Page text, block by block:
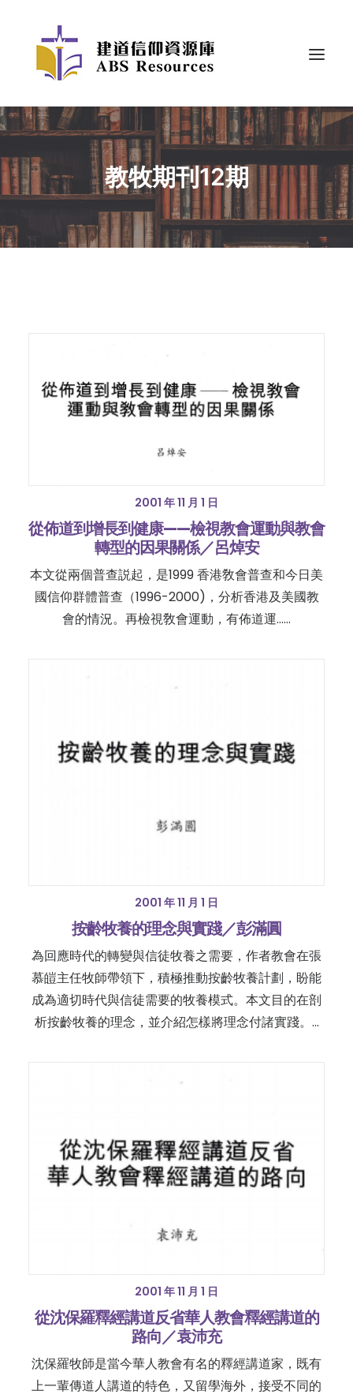
教牧期刊12期
2001 年 11 月 1 日
從佈道到增長到健康——檢視教會運動與教會
轉型的因果關係／呂焯安
本文從兩個普查説起，是1999 香港敎會普查和今日美
國信仰群體普查（1996-2000)，分析香港及美國教
會的情況。再檢視敎會運動，有佈道運……
2001 年 11 月 1 日
按齡牧養的理念與實踐／彭滿圓
為回應時代的轉變與信徒牧養之需要，作者教會在張
慕皚主任牧師帶領下，積極推動按齡牧養計劃，盼能
成為適切時代與信徒需要的牧養模式。本文目的在剖
析按齡牧養的理念，並介紹怎樣將理念付諸實踐。…
2001 年 11 月 1 日
從沈保羅釋經講道反省華人教會釋經講道的
路向／袁沛充
沈保羅牧師是當今華人教會有名的釋經講道家，既有
上一輩傳道人講道的特色，又留學海外，接受不同的